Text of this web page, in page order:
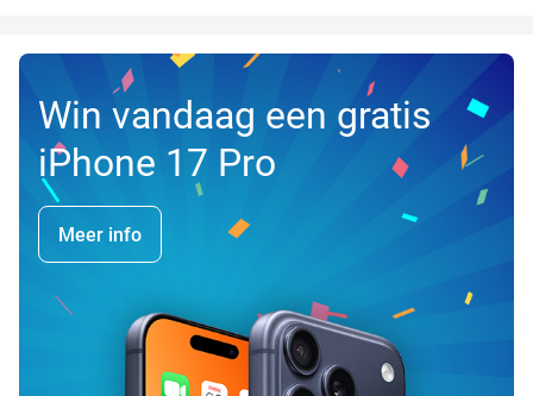
Win vandaag een gratis
iPhone 17 Pro
Meer info